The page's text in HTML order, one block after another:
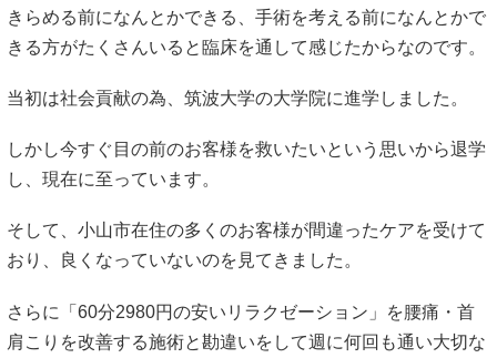
きらめる前になんとかできる、手術を考える前になんとかで
きる方がたくさんいると臨床を通して感じたからなのです。
当初は社会貢献の為、筑波大学の大学院に進学しました。
しかし今すぐ目の前のお客様を救いたいという思いから退学
し、現在に至っています。
そして、小山市在住の多くのお客様が間違ったケアを受けて
おり、良くなっていないのを見てきました。
さらに「60分2980円の安いリラクゼーション」を腰痛・首
肩こりを改善する施術と勘違いをして週に何回も通い大切な